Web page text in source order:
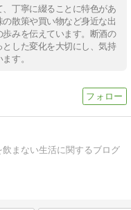
丁寧に綴ることに特色があ
散策や買い物など身近な出
みを伝えています。断酒の
した変化を大切にし、気持
す。
まない生活に関するブログ